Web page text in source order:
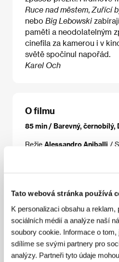
Tato webová stránka používá
K personalizaci obsahu a
sociálních médií a analýze naší
soubory cookie. Informace o
sdílíme se svými partnery pro
analýzy. Partneři tyto údaje
Ruce nad městem Zuřící
nebo Big Lebowski
paměti a neodolatelným
cinefila za kamerou i v
světě spočinul napořád.
Karel Och
O filmu
85 min / Barevný, černobílý,
Režie Alessandro Aniballi /
Režie